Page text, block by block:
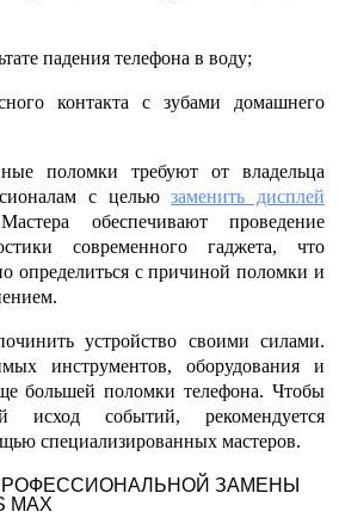
падения телефона в воду;
контакта с зубами домашнего
поломки требуют от владельца
с цельюзаменить дисплей
обеспечивают проведение
современного гаджета, что
определиться с причиной поломки и
устройство своими силами.
инструментов, оборудования и
большей поломки телефона. Чтобы
исход событий, рекомендуется
специализированных мастеров.
ЗАМЕНЫ
MAX